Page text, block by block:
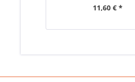
11,60 € *